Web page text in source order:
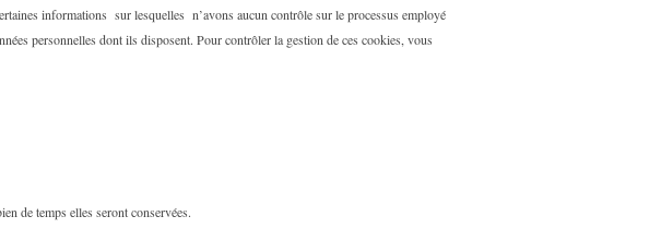
informations sur lesquelles n’avons aucun contrôle sur le processus employé
personnelles dont ils disposent. Pour contrôler la gestion de ces cookies, vous
de temps elles seront conservées.